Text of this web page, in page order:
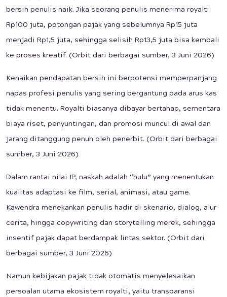
bersih penulis naik. Jika seorang penulis menerima royalti
Rp100 juta, potongan pajak yang sebelumnya Rp15 juta
menjadi Rp1,5 juta, sehingga selisih Rp13,5 juta bisa kembali
ke proses kreatif. (Orbit dari berbagai sumber, 3 Juni 2026)
Kenaikan pendapatan bersih ini berpotensi memperpanjang
napas profesi penulis yang sering bergantung pada arus kas
tidak menentu. Royalti biasanya dibayar bertahap, sementara
biaya riset, penyuntingan, dan promosi muncul di awal dan
jarang ditanggung penuh oleh penerbit. (Orbit dari berbagai
sumber, 3 Juni 2026)
Dalam rantai nilai IP, naskah adalah “hulu” yang menentukan
kualitas adaptasi ke film, serial, animasi, atau game.
Kawendra menekankan penulis hadir di skenario, dialog, alur
cerita, hingga copywriting dan storytelling merek, sehingga
insentif pajak dapat berdampak lintas sektor. (Orbit dari
berbagai sumber, 3 Juni 2026)
Namun kebijakan pajak tidak otomatis menyelesaikan
persoalan utama ekosistem royalti, yaitu transparansi